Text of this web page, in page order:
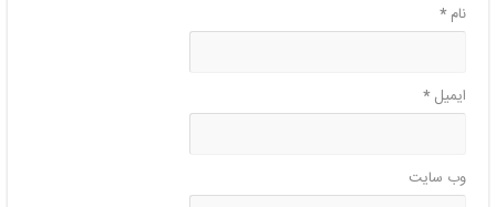
نام*
ایمیل*
وب‌ سایت